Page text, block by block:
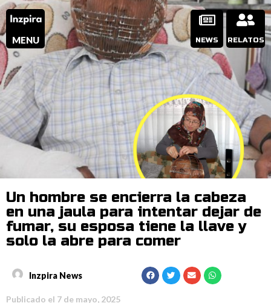
MENU NEWS RELATOS
Un hombre se encierra la cabeza
en una jaula para intentar dejar de
fumar, su esposa tiene la llave y
solo la abre para comer
Inzpira News
Publicado el 7 de mayo, 2025